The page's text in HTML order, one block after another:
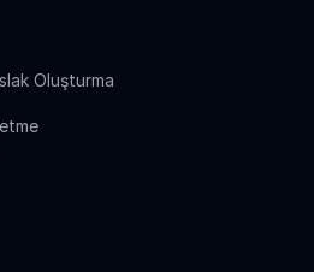
Oluşturma